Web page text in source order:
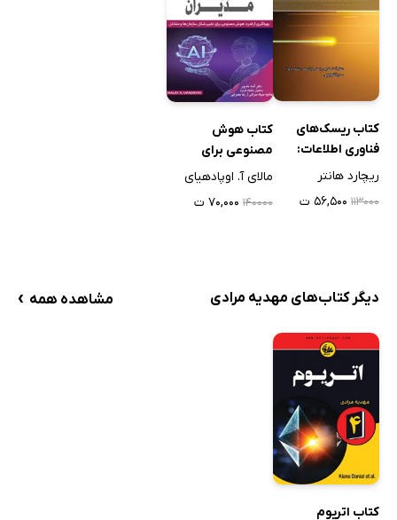
3-7 بلاک‌چین
توضیحات کتاب‌شناختی
کتاب‌شناسی
کتاب ریسک‌های
فناوری اطلاعات:
تبدیل تهدیدهای
ریچارد هانتر
۱۱۳۰۰۰ ۵۶,۵۰۰ ت
کتاب هوش
مصنوعی برای
مدیران
مالای آ. اوپادهیای
۱۴۰۰۰۰ ۷۰,۰۰۰ ت
دیگر کتاب‌های مهدیه مرادی مشاهده همه ›
کتاب اتریوم